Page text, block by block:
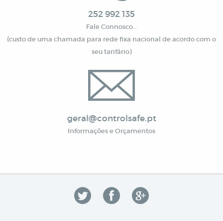
252 992 135
Fale Connosco…
(custo de uma chamada para rede fixa nacional de acordo com o
seu tarifário)
geral@controlsafe.pt
Informações e Orçamentos